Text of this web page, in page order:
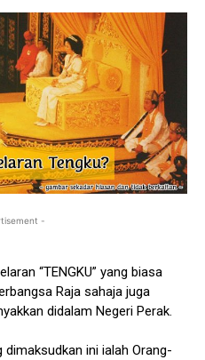
-
“TENGKU” yang biasa
Raja sahaja juga
didalam Negeri Perak.
dimaksudkan ini ialah Orang-